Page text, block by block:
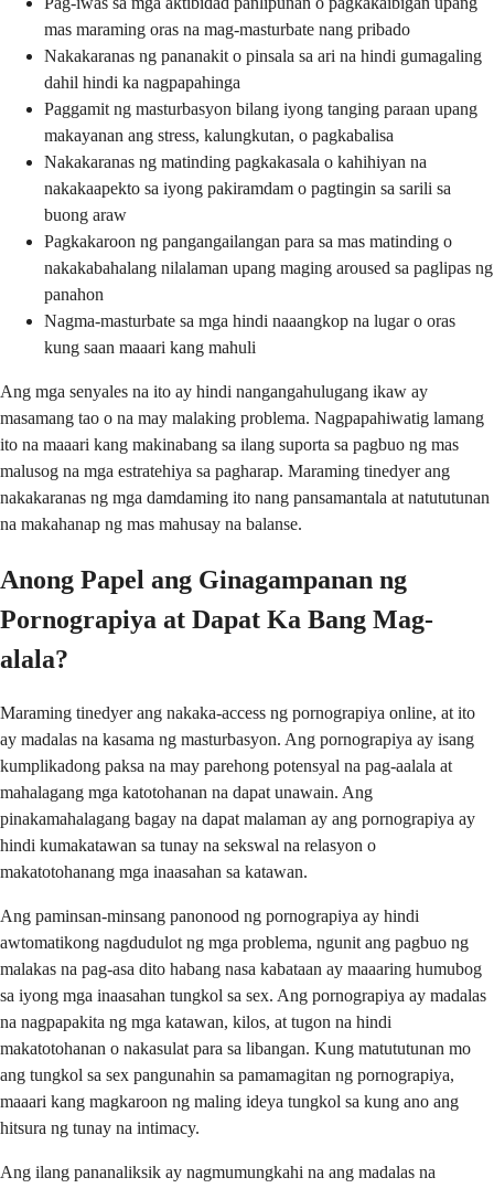
mas maraming oras na mag-masturbate nang pribado
Nakakaranas ng pananakit o pinsala sa ari na hindi gumagaling
dahil hindi ka nagpapahinga
Paggamit ng masturbasyon bilang iyong tanging paraan upang
makayanan ang stress, kalungkutan, o pagkabalisa
Nakakaranas ng matinding pagkakasala o kahihiyan na
nakakaapekto sa iyong pakiramdam o pagtingin sa sarili sa
buong araw
Pagkakaroon ng pangangailangan para sa mas matinding o
nakakabahalang nilalaman upang maging aroused sa paglipas ng
panahon
Nagma-masturbate sa mga hindi naaangkop na lugar o oras
kung saan maaari kang mahuli
Ang mga senyales na ito ay hindi nangangahulugang ikaw ay
masamang tao o na may malaking problema. Nagpapahiwatig lamang
ito na maaari kang makinabang sa ilang suporta sa pagbuo ng mas
malusog na mga estratehiya sa pagharap. Maraming tinedyer ang
nakakaranas ng mga damdaming ito nang pansamantala at natututunan
na makahanap ng mas mahusay na balanse.
Anong Papel ang Ginagampanan ng
Pornograpiya at Dapat Ka Bang Mag-
alala?
Maraming tinedyer ang nakaka-access ng pornograpiya online, at ito
ay madalas na kasama ng masturbasyon. Ang pornograpiya ay isang
kumplikadong paksa na may parehong potensyal na pag-aalala at
mahalagang mga katotohanan na dapat unawain. Ang
pinakamahalagang bagay na dapat malaman ay ang pornograpiya ay
hindi kumakatawan sa tunay na sekswal na relasyon o
makatotohanang mga inaasahan sa katawan.
Ang paminsan-minsang panonood ng pornograpiya ay hindi
awtomatikong nagdudulot ng mga problema, ngunit ang pagbuo ng
malakas na pag-asa dito habang nasa kabataan ay maaaring humubog
sa iyong mga inaasahan tungkol sa sex. Ang pornograpiya ay madalas
na nagpapakita ng mga katawan, kilos, at tugon na hindi
makatotohanan o nakasulat para sa libangan. Kung matututunan mo
ang tungkol sa sex pangunahin sa pamamagitan ng pornograpiya,
maaari kang magkaroon ng maling ideya tungkol sa kung ano ang
hitsura ng tunay na intimacy.
Ang ilang pananaliksik ay nagmumungkahi na ang madalas na